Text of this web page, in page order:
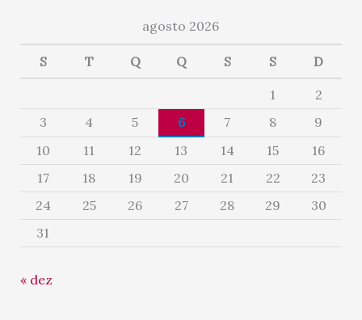
agosto 2026
S T Q Q S S D
1
2
3
4 5 6 7 8
9
10
11 12 13 14 15
16
17
18 19 20 21 22
23
24
25 26 27 28 29
30
31
« dez